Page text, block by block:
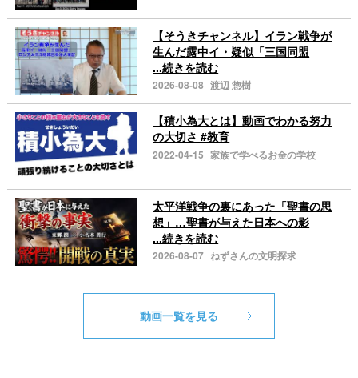
【そうきチャンネル】イラン戦争が
生んだ露中イ・疑似「三国同盟
...続きを読む
2026-08-08 渡辺 惣樹
【積小為大とは】動画でわかる努力
の大切さ #教育
2022-04-15 家族で学べるお金の学校
太平洋戦争の裏にあった「聖書の思
想」…聖書が与えた日本への影
...続きを読む
2026-08-07 ねずさんの文明探求
動画一覧を見る